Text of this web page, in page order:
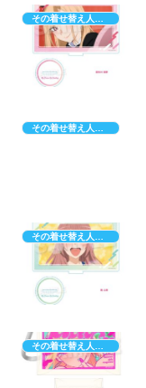
その着せ替え人形は恋をする